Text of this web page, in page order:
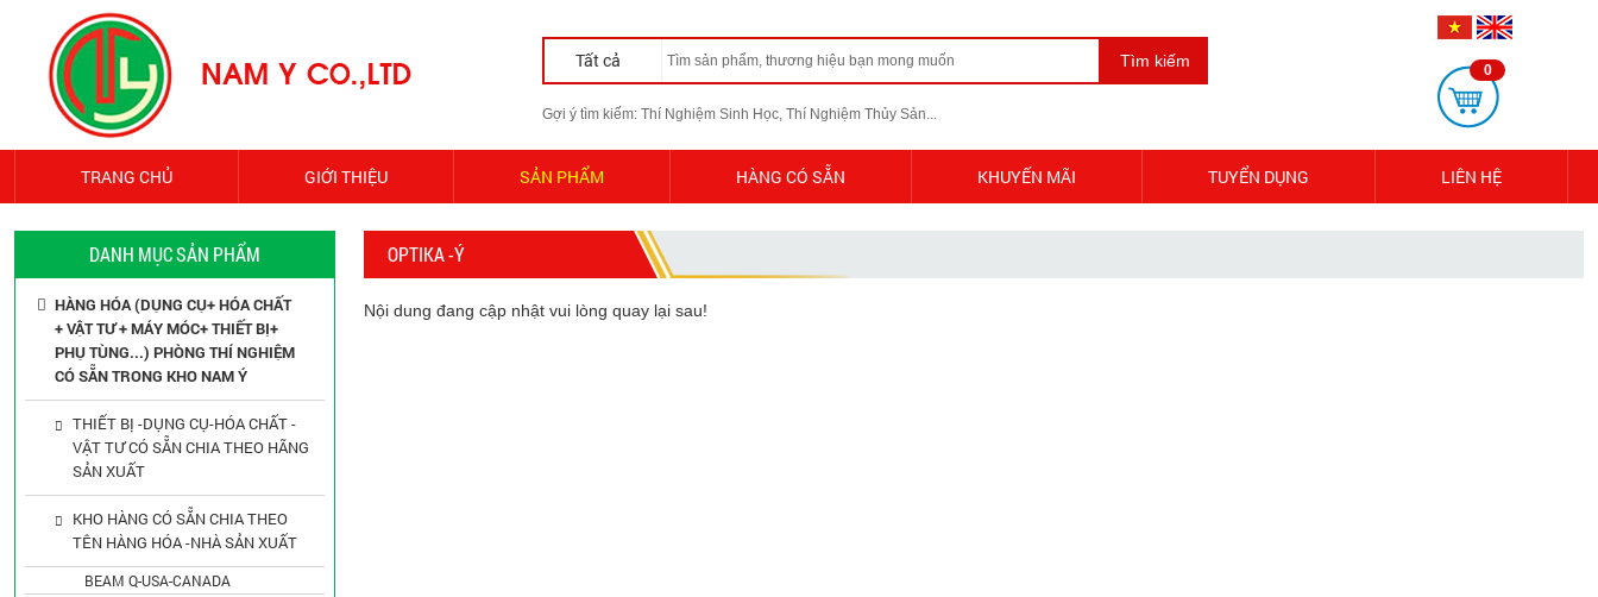
Tất cả Tìm kiếm
Gợi ý tìm kiếm: Thí Nghiệm Sinh Học, Thí Nghiệm Thủy Sản...
0
TRANG CHỦ GIỚI THIỆU SẢN PHẨM HÀNG CÓ SẴN KHUYẾN MÃI TUYỂN DỤNG LIÊN HỆ
DANH MỤC SẢN PHẨM
HÀNG HÓA (DỤNG CỤ+ HÓA CHẤT
+ VẬT TƯ + MÁY MÓC+ THIẾT BỊ+
PHỤ TÙNG...) PHÒNG THÍ NGHIỆM
CÓ SẴN TRONG KHO NAM Ý
THIẾT BỊ -DỤNG CỤ-HÓA CHẤT -
VẬT TƯ CÓ SẴN CHIA THEO HÃNG
SẢN XUẤT
KHO HÀNG CÓ SẴN CHIA THEO
TÊN HÀNG HÓA -NHÀ SẢN XUẤT
BEAM Q-USA-CANADA
OPTIKA -Ý
Nội dung đang cập nhật vui lòng quay lại sau!